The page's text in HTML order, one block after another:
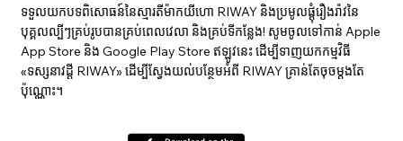
ទទួលយកបទពិសោធន៍នៃស្មារតីម៉ាកយីហោ RIWAY និងប្រមូលផ្តុំរឿងរ៉ាវនៃ
បុគ្គលល្បីៗគ្រប់រូបបានគ្រប់ពេលវេលា និងគ្រប់ទីកន្លែង! សូមចូលទៅកាន់ Apple
App Store និង Google Play Store ឥឡូវនេះ ដើម្បីទាញយកកម្មវិធី
«ទស្សនាវ​ដ្ដី RIWAY» ដើម្បីស្វែងយល់បន្ថែមអំពី RIWAY គ្រាន់តែចុចម្តងតែ
ប៉ុណ្ណោះ។